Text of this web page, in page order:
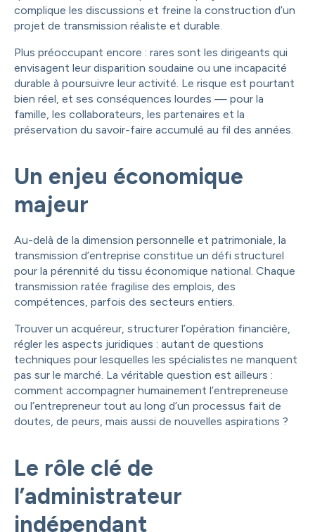
complique les discussions et freine la construction d’un
projet de transmission réaliste et durable.
Plus préoccupant encore : rares sont les dirigeants qui
envisagent leur disparition soudaine ou une incapacité
durable à poursuivre leur activité. Le risque est pourtant
bien réel, et ses conséquences lourdes — pour la
famille, les collaborateurs, les partenaires et la
préservation du savoir-faire accumulé au fil des années.
Un enjeu économique
majeur
Au-delà de la dimension personnelle et patrimoniale, la
transmission d’entreprise constitue un défi structurel
pour la pérennité du tissu économique national. Chaque
transmission ratée fragilise des emplois, des
compétences, parfois des secteurs entiers.
Trouver un acquéreur, structurer l’opération financière,
régler les aspects juridiques : autant de questions
techniques pour lesquelles les spécialistes ne manquent
pas sur le marché. La véritable question est ailleurs :
comment accompagner humainement l’entrepreneuse
ou l’entrepreneur tout au long d’un processus fait de
doutes, de peurs, mais aussi de nouvelles aspirations ?
Le rôle clé de
l’administrateur
indépendant